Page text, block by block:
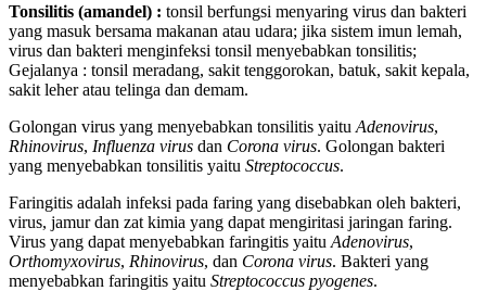
Tonsilitis (amandel) : tonsil berfungsi menyaring virus dan bakteri
yang masuk bersama makanan atau udara; jika sistem imun lemah,
virus dan bakteri menginfeksi tonsil menyebabkan tonsilitis;
Gejalanya : tonsil meradang, sakit tenggorokan, batuk, sakit kepala,
sakit leher atau telinga dan demam.
Golongan virus yang menyebabkan tonsilitis yaitu Adenovirus,
Rhinovirus, Influenza virus dan Corona virus. Golongan bakteri
yang menyebabkan tonsilitis yaitu Streptococcus.
Faringitis adalah infeksi pada faring yang disebabkan oleh bakteri,
virus, jamur dan zat kimia yang dapat mengiritasi jaringan faring.
Virus yang dapat menyebabkan faringitis yaitu Adenovirus,
Orthomyxovirus, Rhinovirus, dan Corona virus. Bakteri yang
menyebabkan faringitis yaitu Streptococcus pyogenes.